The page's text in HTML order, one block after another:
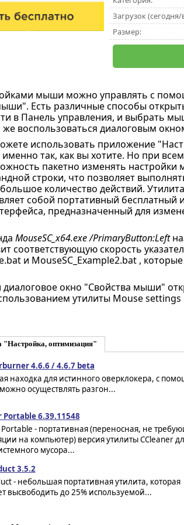
Загрузок (сегодня/
Размер:
мыши можно управлять с
Есть различные способы
в Панель управления, и выбрать
же воспользоваться диалоговым
использовать приложение
так, как вы хотите. Но при
пакетно изменять
строки, что позволяет
количество действий. Утилита
собой портативный бесплатный
предназначенный для
MouseSC_x64.exe /PrimaryButton:Left
соответствующую скорость
и MouseSC_Example2.bat ,
окно "Свойства мыши"
утилиты Mouse
"Настройка, оптимизация"
4.6.6 / 4.6.7 beta
находка для истинного оверклокера, с
осуществлять разгон...
Portable 6.39.11548
Portable - портативная (переносная, не
на компьютер) версия утилиты CCleaner
мусора...
3.5.2
- небольшая портативная утилита, которая
высвободить до 25% используемой...